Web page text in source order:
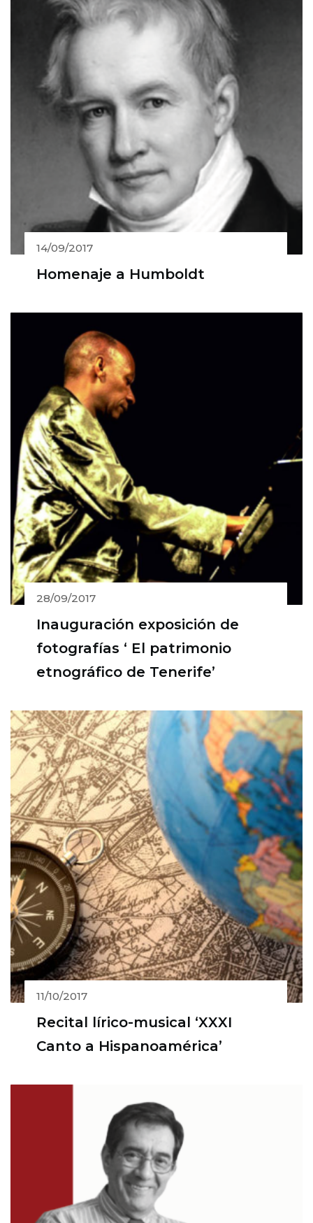
14/09/2017
Homenaje a Humboldt
28/09/2017
Inauguración exposición de
fotografías ‘ El patrimonio
etnográfico de Tenerife’
11/10/2017
Recital lírico-musical ‘XXXI
Canto a Hispanoamérica’